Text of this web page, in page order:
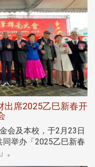
出席2025乙巳新春开
会及本校，于2月23日
举办「2025乙巳新春
。